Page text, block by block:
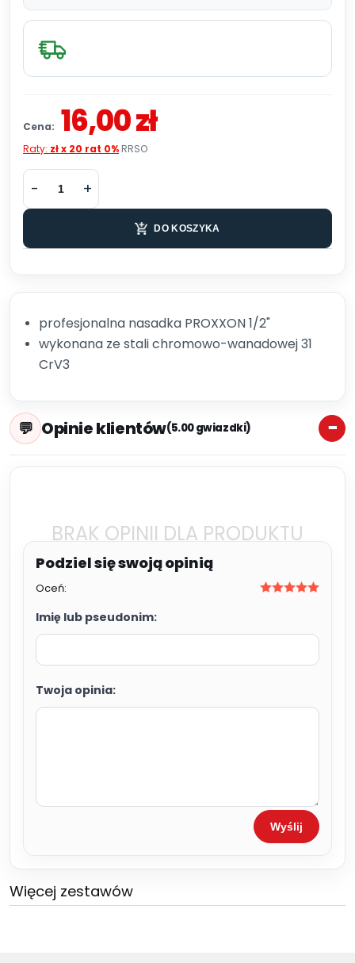
Cena: 16,00 zł
Raty: zł x 20 rat 0% RRSO
DO KOSZYKA
profesjonalna nasadka PROXXON 1/2"
wykonana ze stali chromowo-wanadowej 31
CrV3
Opinie klientów(5.00 gwiazdki)
BRAK OPINII DLA PRODUKTU
Oceń:
Imię lub pseudonim:
Twoja opinia:
Wyślij
Więcej zestawów